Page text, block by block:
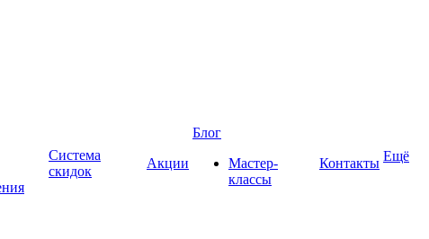
Система
скидок
Акции
Блог
Мастер-
классы
Контакты Ещё